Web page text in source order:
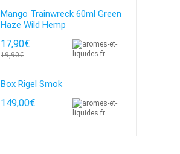
Mango Trainwreck 60ml Green
Haze Wild Hemp
17,90€
19,90€
Box Rigel Smok
149,00€